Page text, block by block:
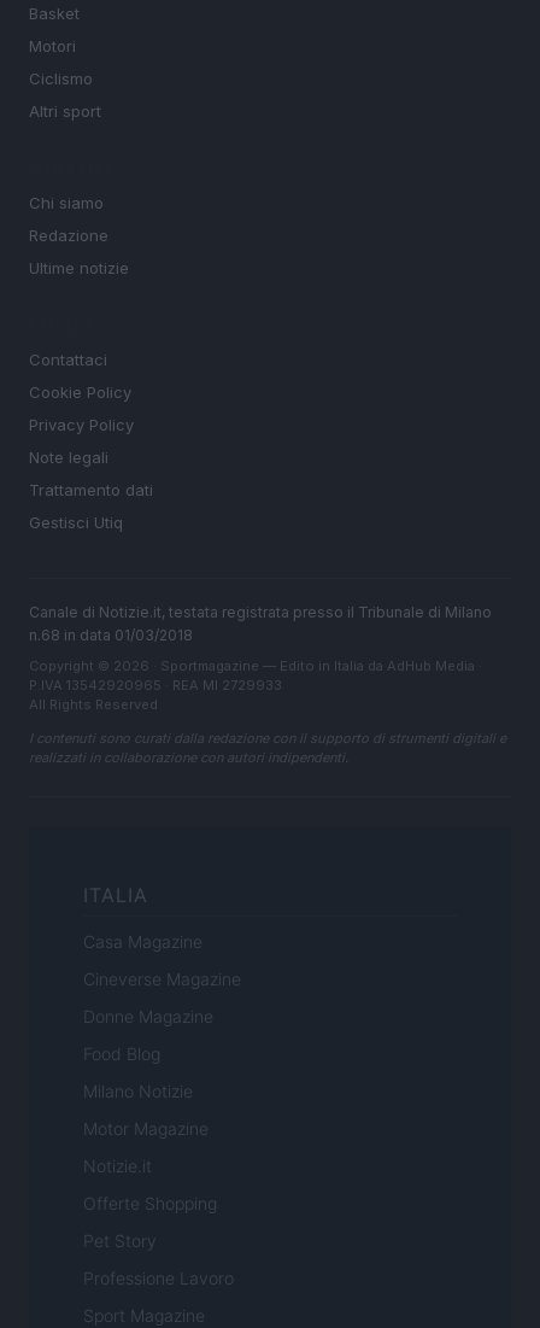
Basket
Motori
Ciclismo
Altri sport
Chi siamo
Redazione
Ultime notizie
Contattaci
Cookie Policy
Privacy Policy
Note legali
Trattamento dati
Gestisci Utiq
Canale di Notizie.it, testata registrata presso il Tribunale di Milano
n.68 in data 01/03/2018
Copyright © 2026 · Sportmagazine — Edito in Italia da AdHub Media
P.IVA 13542920965 · REA MI 2729933
All Rights Reserved
I contenuti sono curati dalla redazione con il supporto di strumenti digitali e
realizzati in collaborazione con autori indipendenti.
ITALIA
Casa Magazine
Cineverse Magazine
Donne Magazine
Food Blog
Milano Notizie
Motor Magazine
Notizie.it
Offerte Shopping
Pet Story
Professione Lavoro
Sport Magazine